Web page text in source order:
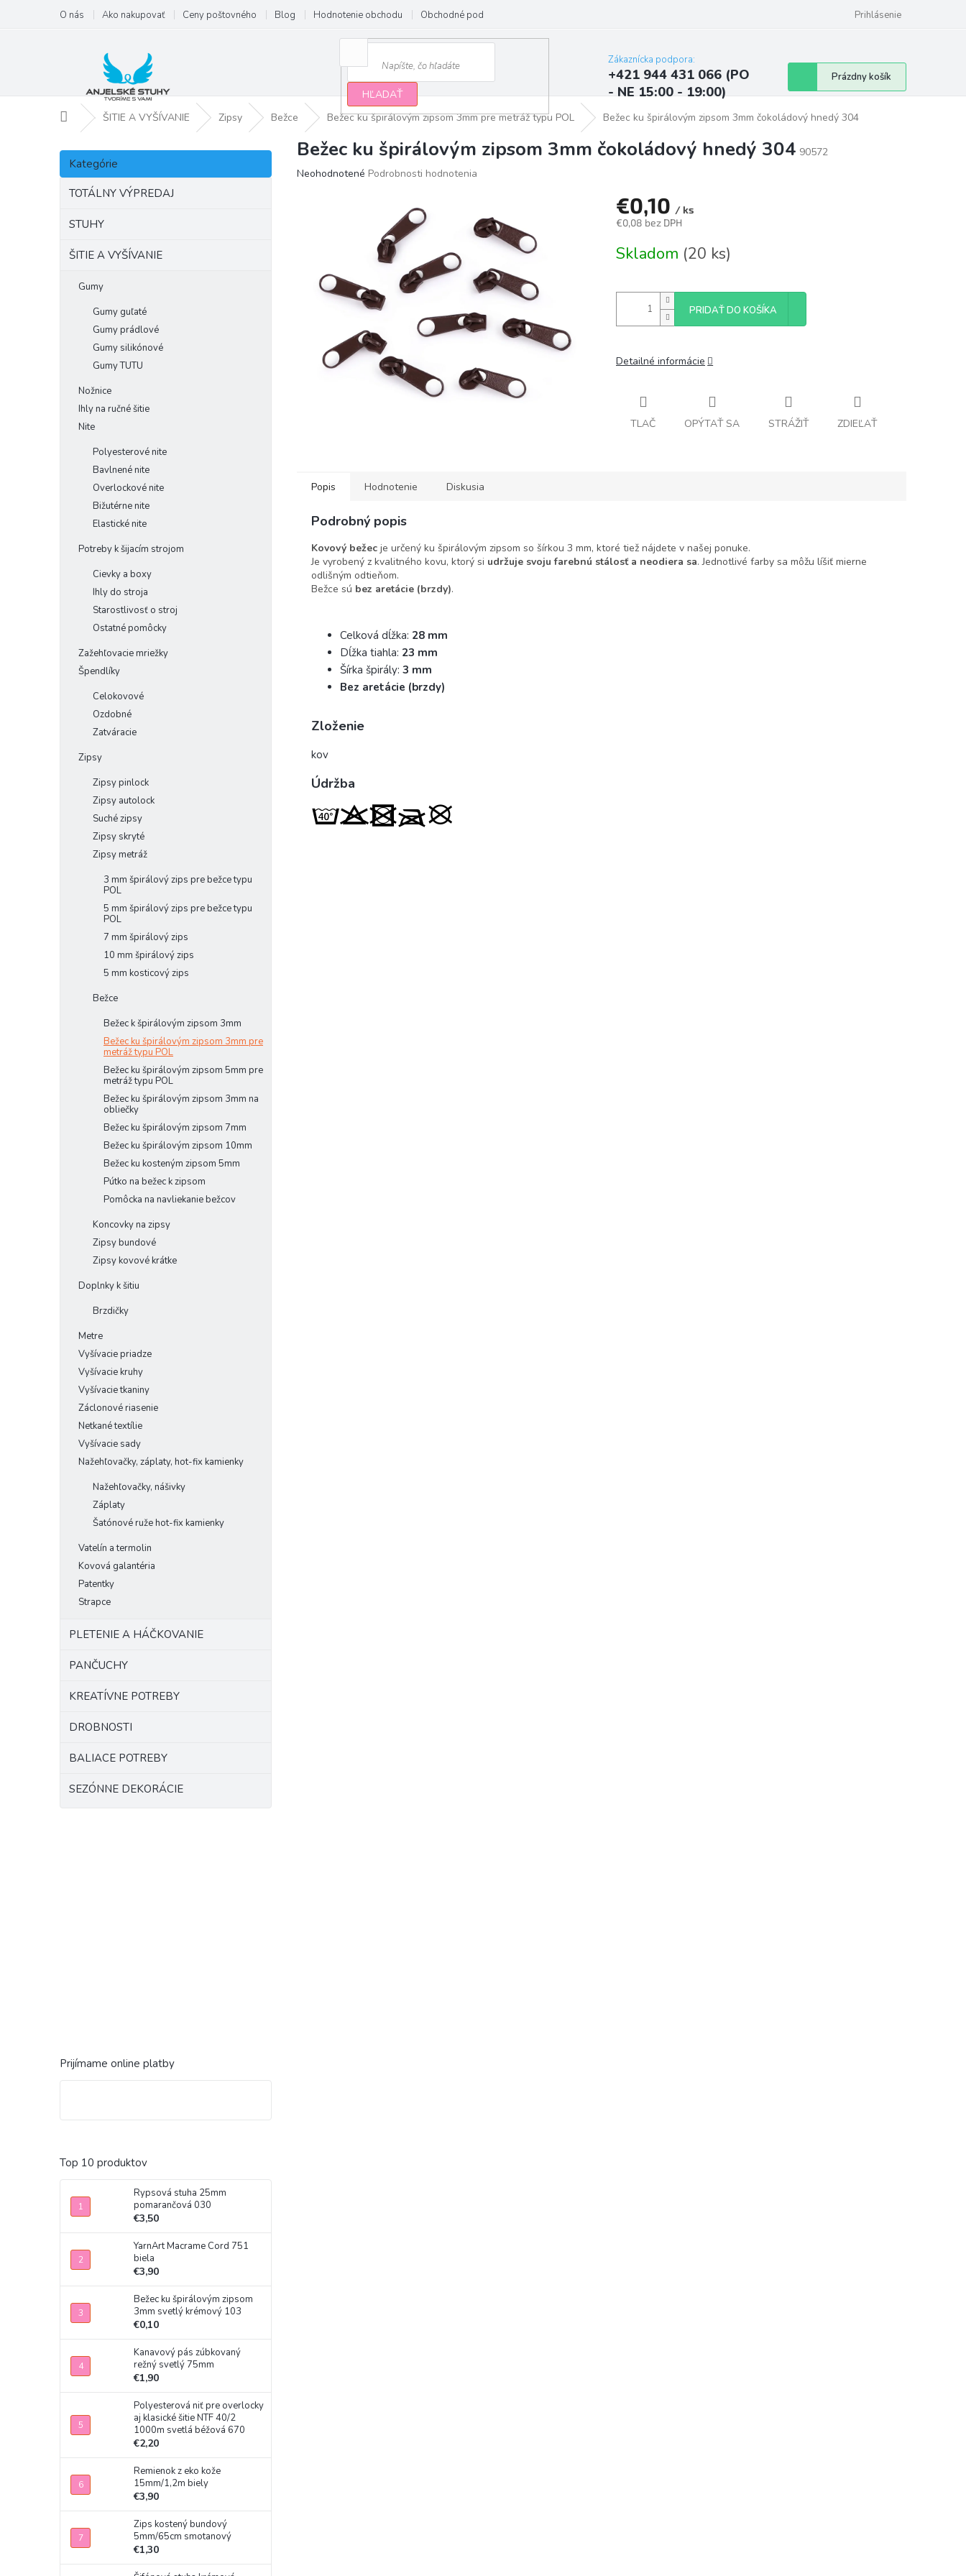
obsah
O nás Ako nakupovať Ceny poštovného Blog Hodnotenie obchodu Obchodné podmienky Najčastejšie otázky a odpovede
Prihlásenie
HĽADAŤ
Zákaznícka podpora:
+421 944 431 066 (PO
- NE 15:00 - 19:00)
Nákupný
košík
Prázdny košík
DomovŠITIE A VYŠÍVANIE Zipsy Bežce Bežec ku špirálovým zipsom 3mm pre metráž typu POL Bežec ku špirálovým zipsom 3mm čokoládový hnedý 304
B
č
Preskočiť
kategórie
Kategórie
TOTÁLNY VÝPREDAJ
STUHY
ŠITIE A VYŠÍVANIE
Gumy
Gumy guľaté
Gumy prádlové
Gumy silikónové
Gumy TUTU
Nožnice
Ihly na ručné šitie
Nite
Polyesterové nite
Bavlnené nite
Overlockové nite
Bižutérne nite
Elastické nite
Potreby k šijacím strojom
Cievky a boxy
Ihly do stroja
Starostlivosť o stroj
Ostatné pomôcky
Zažehľovacie mriežky
Špendlíky
Celokovové
Ozdobné
Zatváracie
Zipsy
Zipsy pinlock
Zipsy autolock
Suché zipsy
Zipsy skryté
Zipsy metráž
3 mm špirálový zips pre bežce typu
POL
5 mm špirálový zips pre bežce typu
POL
7 mm špirálový zips
10 mm špirálový zips
5 mm kosticový zips
Bežce
Bežec k špirálovým zipsom 3mm
Bežec ku špirálovým zipsom 3mm pre
metráž typu POL
Bežec ku špirálovým zipsom 5mm pre
metráž typu POL
Bežec ku špirálovým zipsom 3mm na
obliečky
Bežec ku špirálovým zipsom 7mm
Bežec ku špirálovým zipsom 10mm
Bežec ku kosteným zipsom 5mm
Pútko na bežec k zipsom
Pomôcka na navliekanie bežcov
Koncovky na zipsy
Zipsy bundové
Zipsy kovové krátke
Doplnky k šitiu
Brzdičky
Metre
Vyšívacie priadze
Vyšívacie kruhy
Vyšívacie tkaniny
Záclonové riasenie
Netkané textílie
Vyšívacie sady
Nažehľovačky, záplaty, hot-fix kamienky
Nažehľovačky, nášivky
Záplaty
Šatónové ruže hot-fix kamienky
Vatelín a termolin
Kovová galantéria
Patentky
Strapce
PLETENIE A HÁČKOVANIE
PANČUCHY
KREATÍVNE POTREBY
DROBNOSTI
BALIACE POTREBY
SEZÓNNE DEKORÁCIE
Prijímame online platby
Top 10 produktov
Rypsová stuha 25mm
pomarančová 030
€3,50
YarnArt Macrame Cord 751
biela
€3,90
Bežec ku špirálovým zipsom
3mm svetlý krémový 103
€0,10
Kanavový pás zúbkovaný
režný svetlý 75mm
€1,90
Polyesterová niť pre overlocky
aj klasické šitie NTF 40/2
1000m svetlá béžová 670
€2,20
Remienok z eko kože
15mm/1,2m biely
€3,90
Zips kostený bundový
5mm/65cm smotanový
€1,30
Bežec ku špirálovým zipsom 3mm čokoládový hnedý 304 90572
Priemerné
Neohodnotené Podrobnosti hodnotenia
€0,10 / ks
€0,08 bez DPH
cena:
Skladom (20 ks)
PRIDAŤ DO KOŠÍKA
Detailné informácie
TLAČ OPÝTAŤ SA STRÁŽIŤ ZDIEĽAŤ
Popis Hodnotenie Diskusia
Podrobný popis
Kovový bežec je určený ku špirálovým zipsom so šírkou 3 mm, ktoré tiež nájdete v našej ponuke.
Je vyrobený z kvalitného kovu, ktorý si udržuje svoju farebnú stálosť a neodiera sa. Jednotlivé farby sa môžu líšiť mierne
odlišným odtieňom.
Bežce sú bez aretácie (brzdy).
Celková dĺžka: 28 mm
Dĺžka tiahla: 23 mm
Šírka špirály: 3 mm
Bez aretácie (brzdy)
Zloženie
kov
Údržba